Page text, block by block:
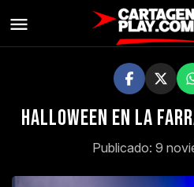
Halloween en la
Publicado: 9